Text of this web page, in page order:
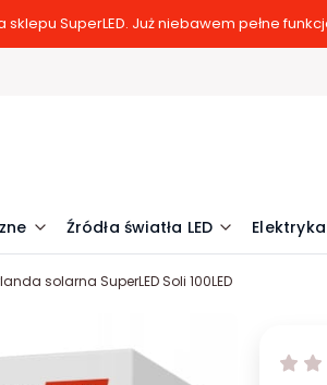
sklepu SuperLED. Już niebawem pełne
Źródła światła LED
solarna SuperLED Soli 100LED